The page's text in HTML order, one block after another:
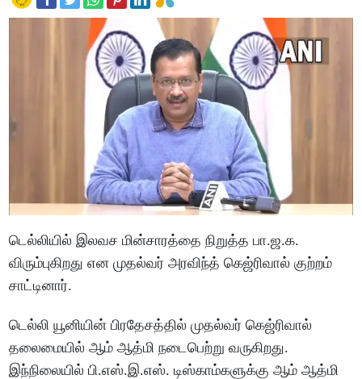
டெல்லியில் இலவச மின்சாரத்தை நிறுத்த பா.ஜ.க.
விரும்புகிறது என முதல்வர் அரவிந்த் கெஜ்ரிவால் குற்றம்
சாட்டினார்.
டெல்லி யூனியின் பிரதேசத்தில் முதல்வர் கெஜ்ரிவால்
தலைமையில் ஆம் ஆத்மி நடைபெற்று வருகிறது.
இந்நிலையில் பி.எஸ்.இ.எஸ். டிஸ்காம்களுக்கு ஆம் ஆத்மி